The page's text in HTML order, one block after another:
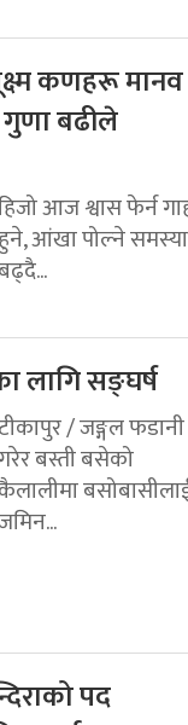
कणहरू मानव
गुणा बढीले
आज श्वास फेर्न
आंखा पोल्ने समस्या
लागि सङ्घर्ष
/ जङ्गल फडानी
बस्ती बसेको
पद